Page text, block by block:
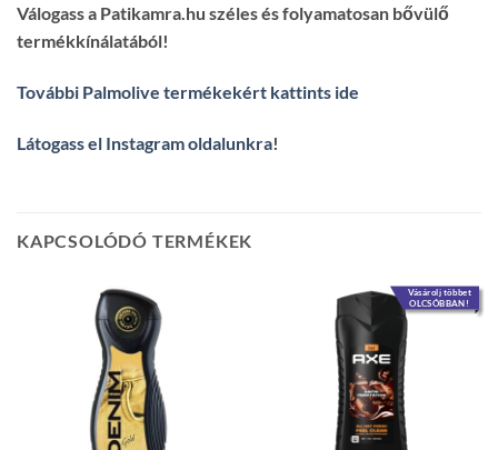
Válogass a Patikamra.hu széles és folyamatosan bővülő
termékkínálatából!
További Palmolive termékekért kattints ide
Látogass el Instagram oldalunkra!
KAPCSOLÓDÓ TERMÉKEK
Vásárolj többet
OLCSÓBBAN!